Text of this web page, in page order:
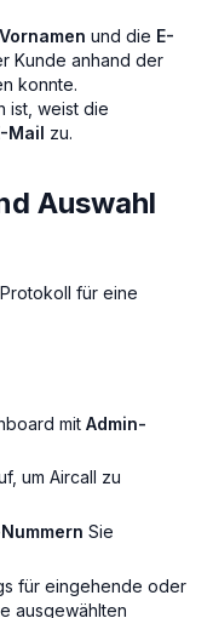
Vornamen und die E-
Kunde anhand der
konnte.
ist, weist die
Mail zu.
Auswahl
für eine
mit Admin-
um Aircall zu
Sie
für eingehende oder
ausgewählten